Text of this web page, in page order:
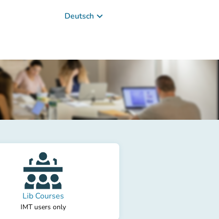
Deutsch keyboard_arrow_down
Lib Courses
IMT users only